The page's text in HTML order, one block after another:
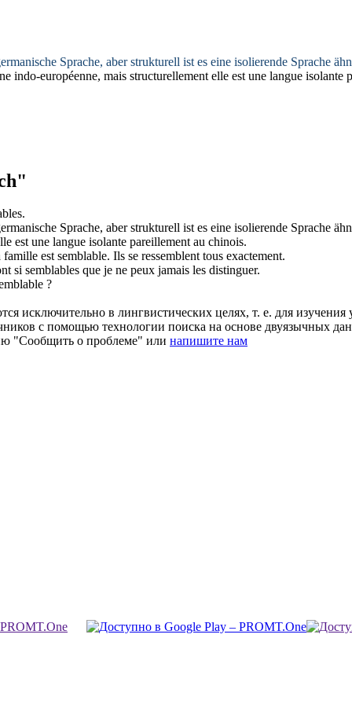
Sprache, aber strukturell ist es eine isolierende Sprache
indo-européenne, mais structurellement elle est une langue isolante
.
Sprache, aber strukturell ist es eine isolierende Sprache
est une langue isolante pareillement au chinois.
famille estsemblable. Ils se ressemblent tous exactement.
si semblables que je ne peux jamais les distinguer.
?
исключительно в лингвистических целях, т. е. для
с помощью технологии поиска на основе двуязычных
"Сообщить о проблеме" или напишите нам